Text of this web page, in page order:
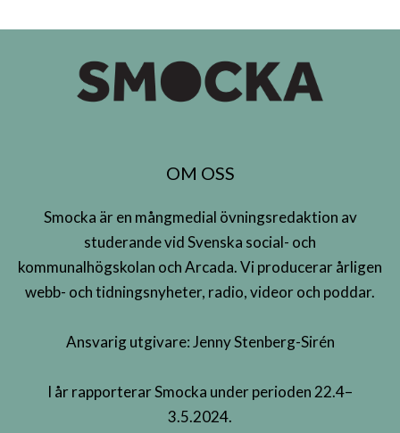
OM OSS
Smocka är en mångmedial övningsredaktion av
studerande vid Svenska social- och
kommunalhögskolan och Arcada. Vi producerar årligen
webb- och tidningsnyheter, radio, videor och poddar.
Ansvarig utgivare: Jenny Stenberg-Sirén
I år rapporterar Smocka under perioden 22.4–
3.5.2024.